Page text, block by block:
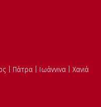
| Πάτρα | Ιωάννινα | Χανιά